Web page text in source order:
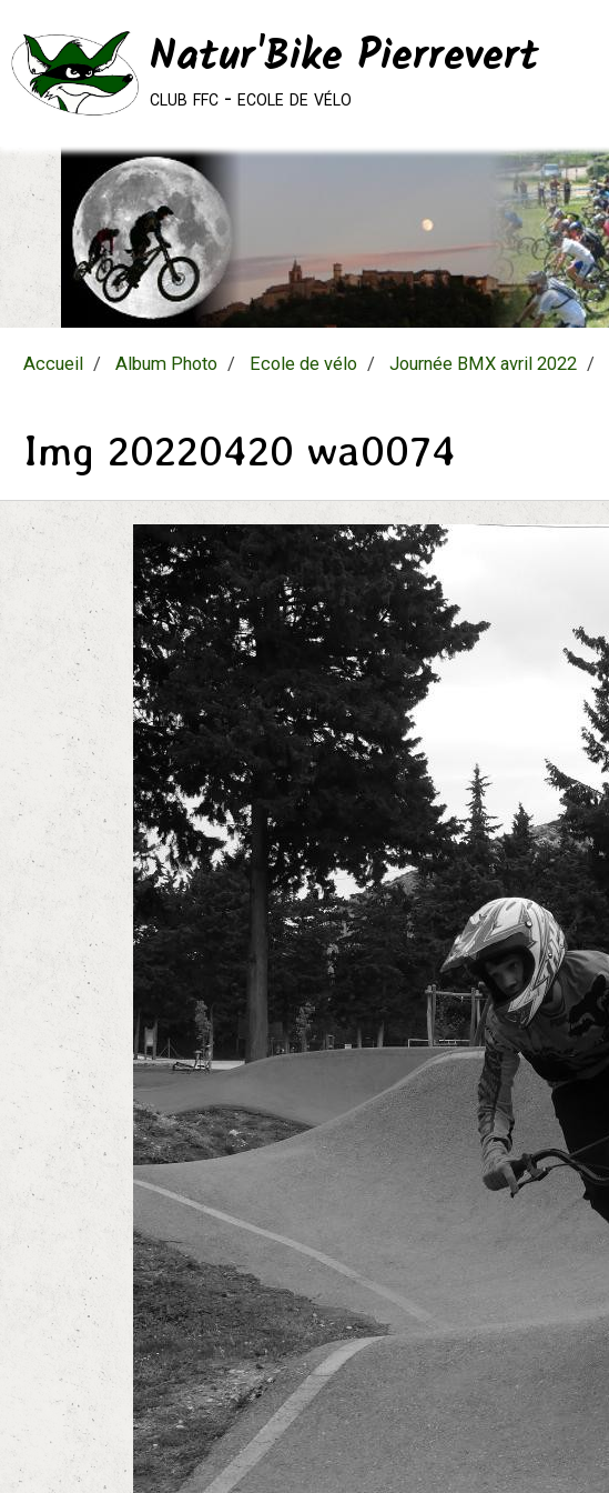
Natur'Bike Pierrevert
club ffc - ecole de vélo
Accueil Album Photo Ecole de vélo Journée BMX avril 2022
Img 20220420 wa0074